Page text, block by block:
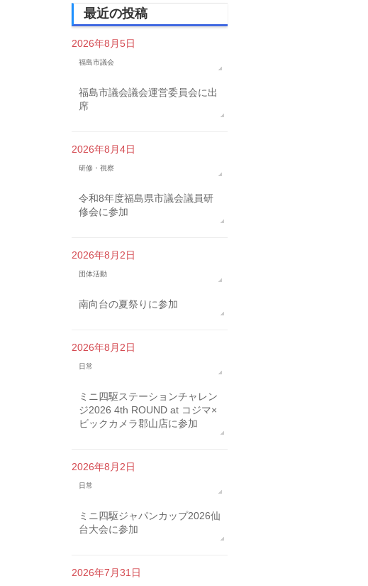
最近の投稿
2026年8月5日
福島市議会
福島市議会議会運営委員会に出
席
2026年8月4日
研修・視察
令和8年度福島県市議会議員研
修会に参加
2026年8月2日
団体活動
南向台の夏祭りに参加
2026年8月2日
日常
ミニ四駆ステーションチャレン
ジ2026 4th ROUND at コジマ×
ビックカメラ郡山店に参加
2026年8月2日
日常
ミニ四駆ジャパンカップ2026仙
台大会に参加
2026年7月31日